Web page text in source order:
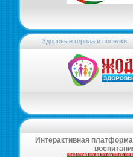
Здоровые города и поселки
Интерактивная